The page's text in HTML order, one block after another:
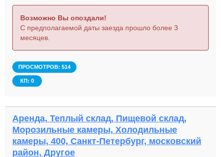
Возможно Вы опоздали!
С предполагаемой даты заезда прошло более 3
месяцев.
ПРОСМОТРОВ: 514
КП: 0
Аренда, Теплый склад, Пищевой склад,
Морозильные камеры, Холодильные
камеры, 400, Санкт-Петербург, московский
район, Другое